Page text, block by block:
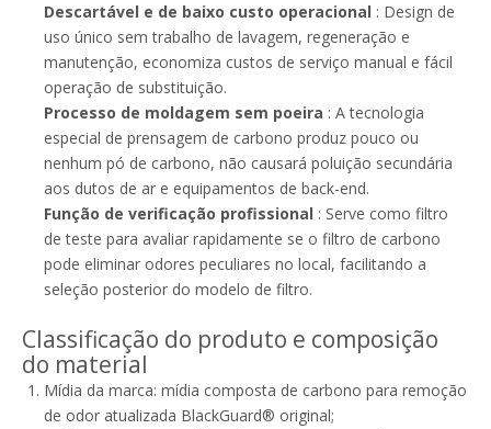
Descartável e de baixo custo operacional : Design de
uso único sem trabalho de lavagem, regeneração e
manutenção, economiza custos de serviço manual e fácil
operação de substituição.
Processo de moldagem sem poeira : A tecnologia
especial de prensagem de carbono produz pouco ou
nenhum pó de carbono, não causará poluição secundária
aos dutos de ar e equipamentos de back-end.
Função de verificação profissional : Serve como filtro
de teste para avaliar rapidamente se o filtro de carbono
pode eliminar odores peculiares no local, facilitando a
seleção posterior do modelo de filtro.
Classificação do produto e composição
do material
Mídia da marca: mídia composta de carbono para remoção
de odor atualizada BlackGuard® original;